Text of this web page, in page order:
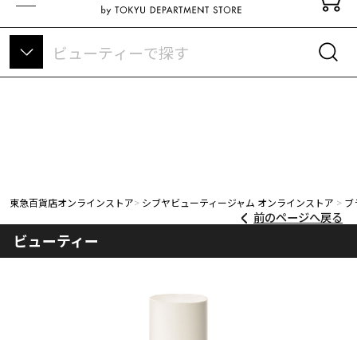
東急百貨店オンラインストアについて
東急百貨店オンラインストア シブヤビューティージャム オンラインストア ブ
前のページへ戻る
ビューティー